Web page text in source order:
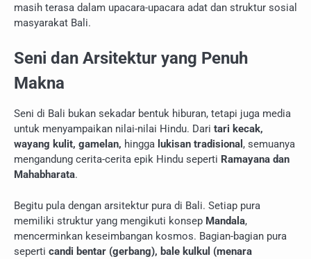
masih terasa dalam upacara-upacara adat dan struktur sosial
masyarakat Bali.
Seni dan Arsitektur yang Penuh
Makna
Seni di Bali bukan sekadar bentuk hiburan, tetapi juga media
untuk menyampaikan nilai-nilai Hindu. Dari tari kecak,
wayang kulit, gamelan, hingga lukisan tradisional , semuanya
mengandung cerita-cerita epik Hindu seperti Ramayana dan
Mahabharata.
Begitu pula dengan arsitektur pura di Bali. Setiap pura
memiliki struktur yang mengikuti konsep Mandala,
mencerminkan keseimbangan kosmos. Bagian-bagian pura
seperti candi bentar (gerbang), bale kulkul (menara